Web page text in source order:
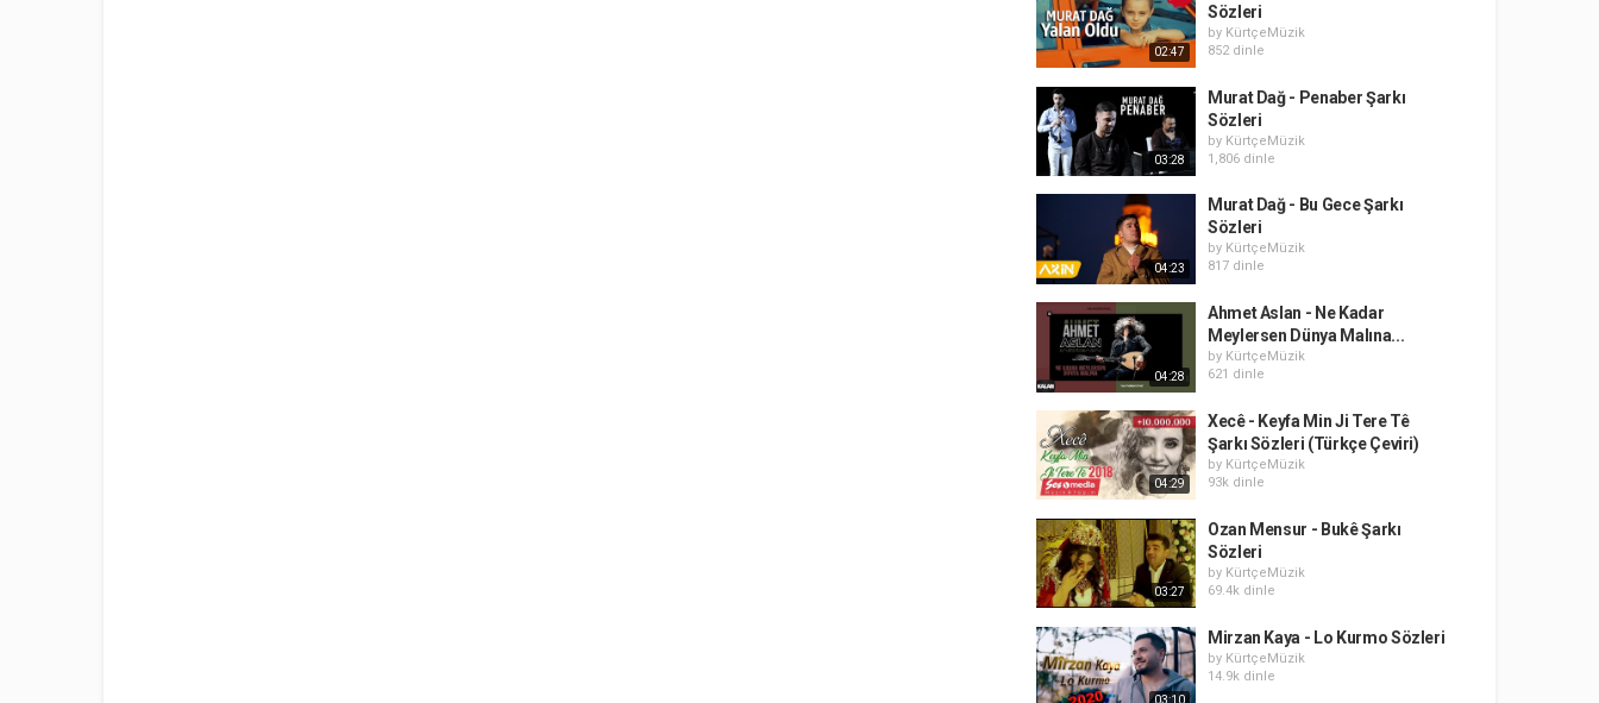
02:47
Sözleri
by KürtçeMüzik
852 dinle
03:28
Murat Dağ - Penaber Şarkı
Sözleri
by KürtçeMüzik
1,806 dinle
04:23
Murat Dağ - Bu Gece Şarkı
Sözleri
by KürtçeMüzik
817 dinle
04:28
Ahmet Aslan - Ne Kadar
Meylersen Dünya Malına...
by KürtçeMüzik
621 dinle
04:29
Xecê - Keyfa Min Ji Tere Tê
Şarkı Sözleri (Türkçe Çeviri)
by KürtçeMüzik
93k dinle
03:27
Ozan Mensur - Bukê Şarkı
Sözleri
by KürtçeMüzik
69.4k dinle
03:10
Mirzan Kaya - Lo Kurmo Sözleri
by KürtçeMüzik
14.9k dinle